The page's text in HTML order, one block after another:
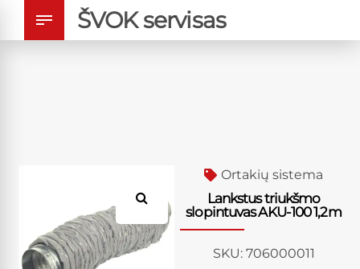
ŠVOK servisas
Ortakių sistema
Lankstus triukšmo
slopintuvas AKU-100 1,2m
SKU: 706000011